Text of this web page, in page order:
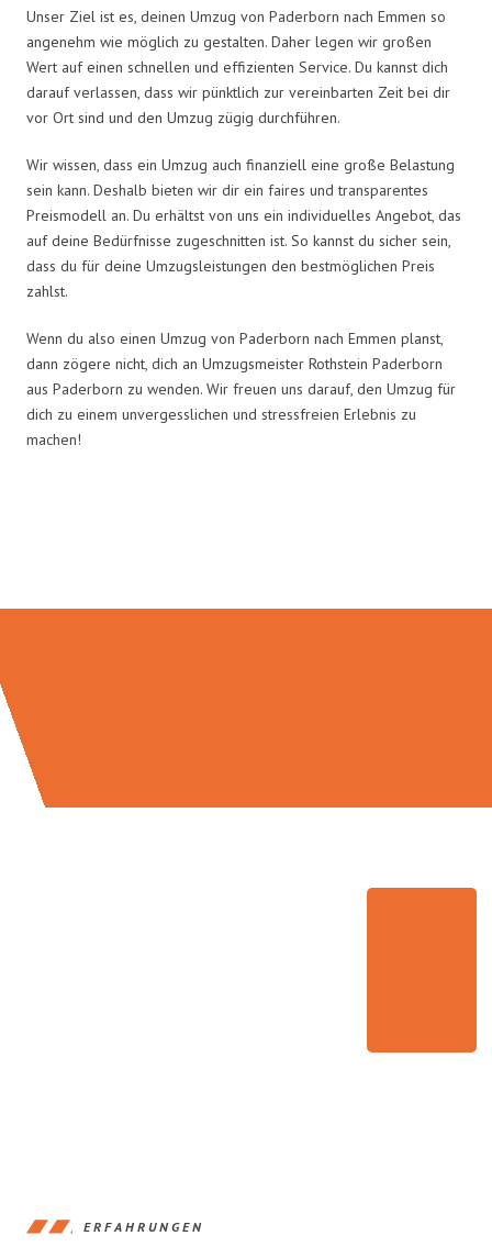
Unser Ziel ist es, deinen Umzug von Paderborn nach Emmen so
angenehm wie möglich zu gestalten. Daher legen wir großen
Wert auf einen schnellen und effizienten Service. Du kannst dich
darauf verlassen, dass wir pünktlich zur vereinbarten Zeit bei dir
vor Ort sind und den Umzug zügig durchführen.
Wir wissen, dass ein Umzug auch finanziell eine große Belastung
sein kann. Deshalb bieten wir dir ein faires und transparentes
Preismodell an. Du erhältst von uns ein individuelles Angebot, das
auf deine Bedürfnisse zugeschnitten ist. So kannst du sicher sein,
dass du für deine Umzugsleistungen den bestmöglichen Preis
zahlst.
Wenn du also einen Umzug von Paderborn nach Emmen planst,
dann zögere nicht, dich an Umzugsmeister Rothstein Paderborn
aus Paderborn zu wenden. Wir freuen uns darauf, den Umzug für
dich zu einem unvergesslichen und stressfreien Erlebnis zu
machen!
ERFAHRUNGEN